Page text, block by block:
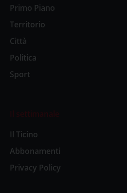
Primo Piano
Territorio
Città
Politica
Sport
Il settimanale
Il Ticino
Abbonamenti
Privacy Policy